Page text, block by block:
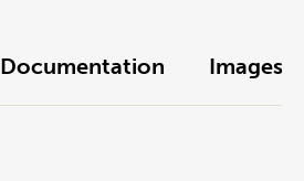
Documentation Images